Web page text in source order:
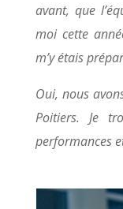
avant, que
moi cette
m’y étais
Oui, nous
Poitiers. Je
performances